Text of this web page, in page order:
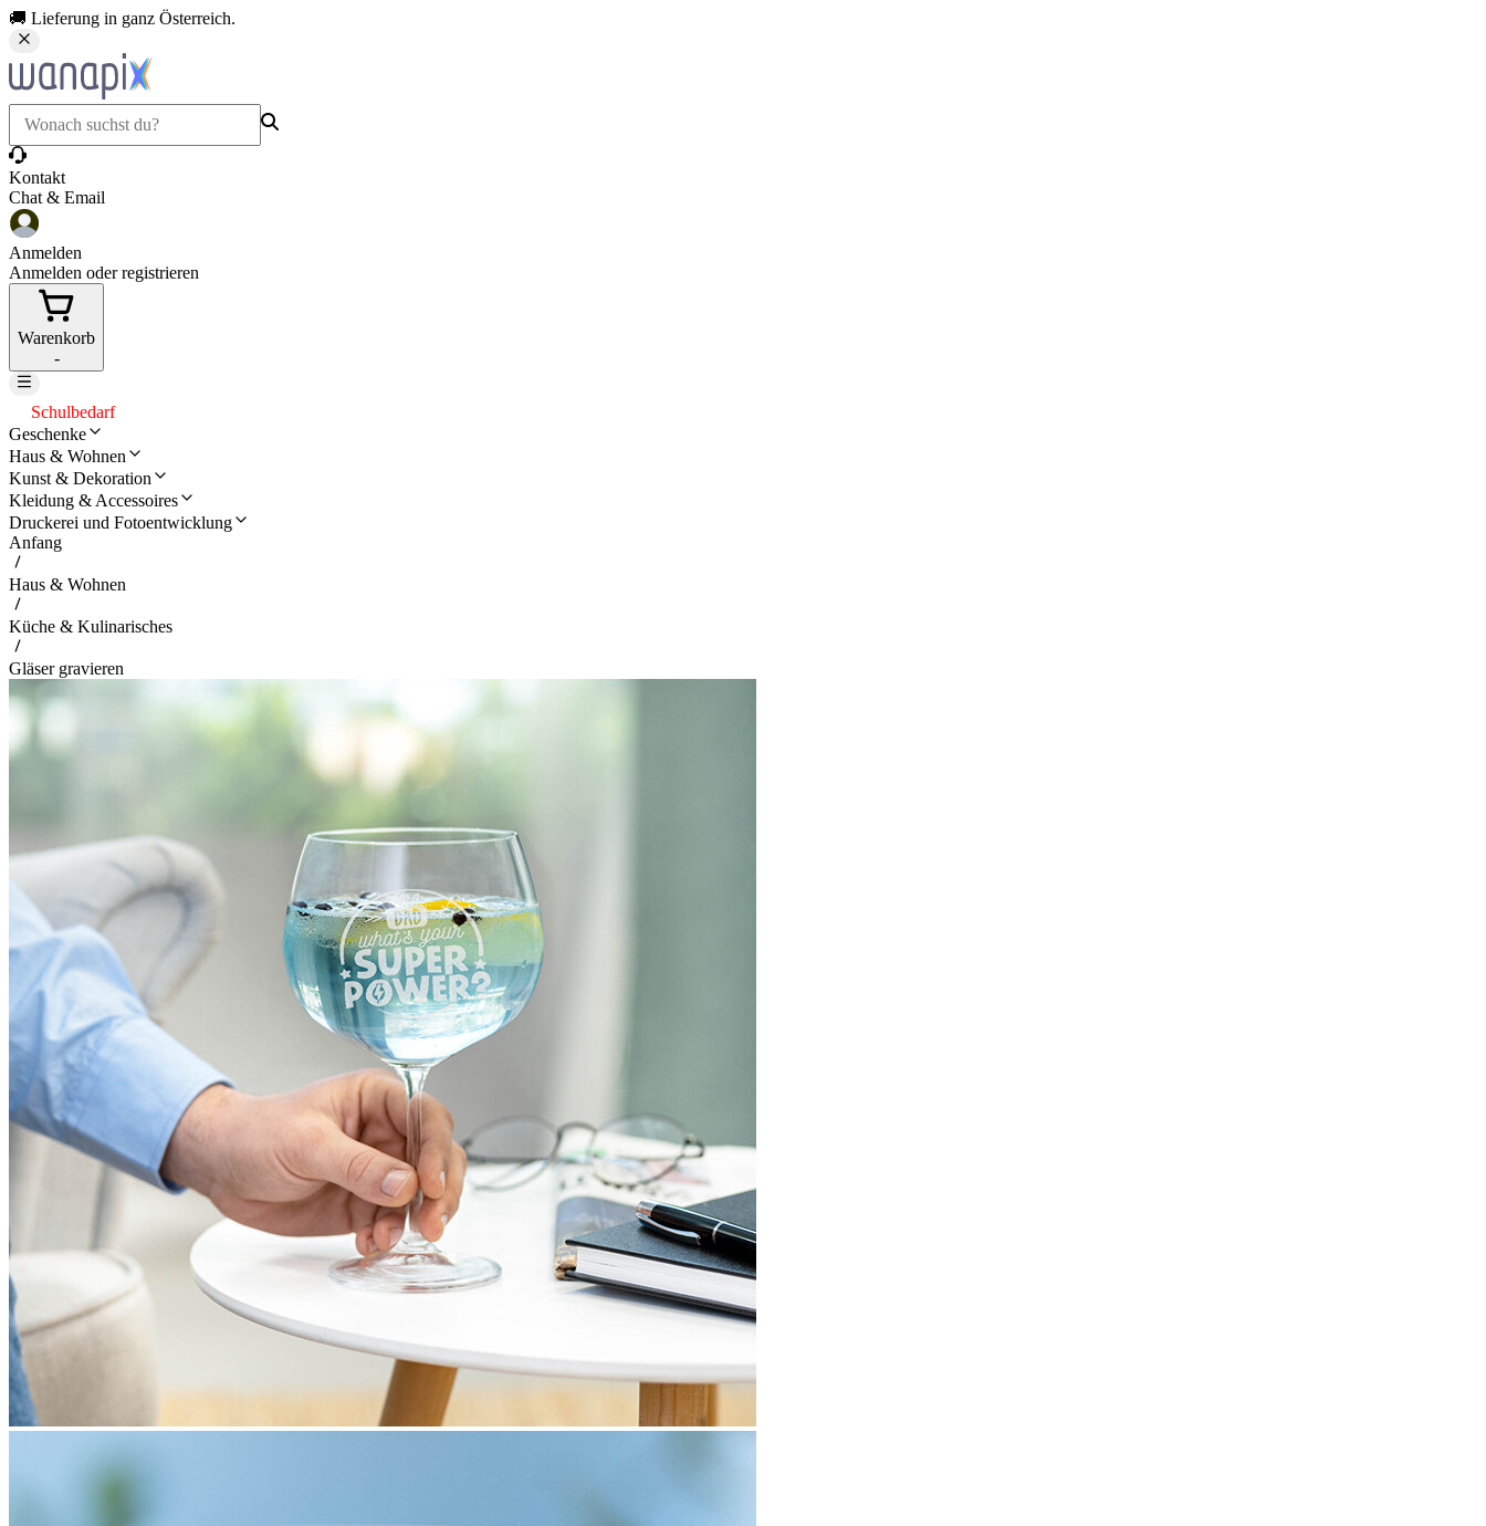
🚚 Lieferung in ganz Österreich.
Kontakt
Chat & Email
Anmelden
Anmelden oder registrieren
Warenkorb
-
Schulbedarf
Geschenke
Haus & Wohnen
Kunst & Dekoration
Kleidung & Accessoires
Druckerei und Fotoentwicklung
Anfang
Haus & Wohnen
Küche & Kulinarisches
Gläser gravieren